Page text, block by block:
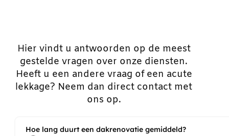
Hier vindt u antwoorden op de meest
gestelde vragen over onze diensten.
Heeft u een andere vraag of een acute
lekkage? Neem dan direct contact met
ons op.
Hoe lang duurt een dakrenovatie gemiddeld?